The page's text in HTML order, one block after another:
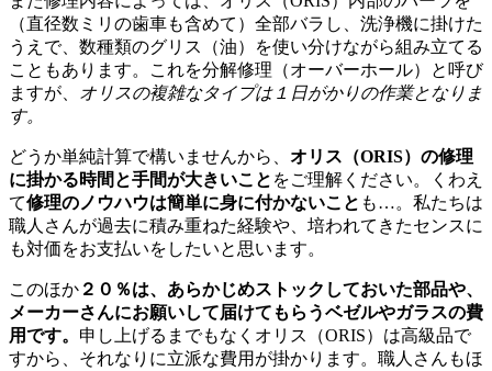
（直径数ミリの歯車も含めて）全部バラし、洗浄機に掛けた
うえで、数種類のグリス（油）を使い分けながら組み立てる
こともあります。これを分解修理（オーバーホール）と呼び
ますが、 オリスの複雑なタイプは１日がかりの作業となりま
す。
どうか単純計算で構いませんから、 オリス（ORIS）の修理
に掛かる時間と手間が大きいこと をご理解ください。くわえ
て修理のノウハウは簡単に身に付かないこと も…。私たちは
職人さんが過去に積み重ねた経験や、培われてきたセンスに
も対価をお支払いをしたいと思います。
このほか ２０％は、あらかじめストックしておいた部品や、
メーカーさんにお願いして届けてもらうベゼルやガラスの費
用です。 申し上げるまでもなくオリス（ORIS）は高級品で
すから、それなりに立派な費用が掛かります。職人さんもほ